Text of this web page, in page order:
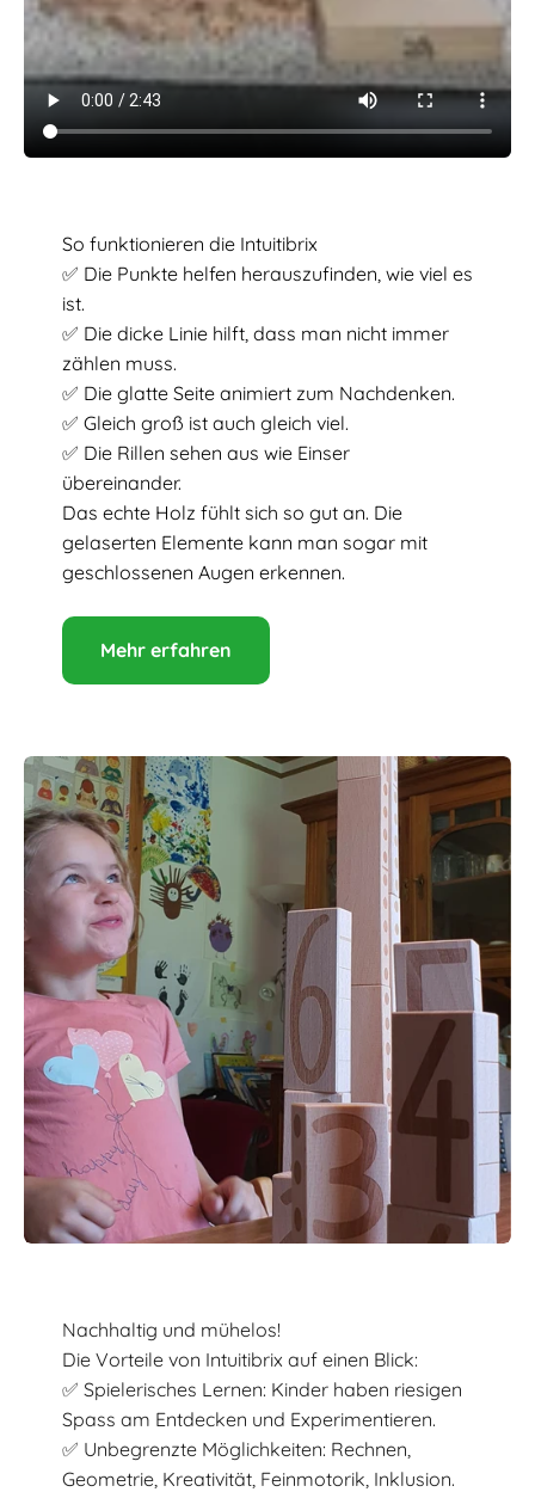
So funktionieren die Intuitibrix
✅ Die Punkte helfen herauszufinden, wie viel es
ist.
✅ Die dicke Linie hilft, dass man nicht immer
zählen muss.
✅ Die glatte Seite animiert zum Nachdenken.
✅ Gleich groß ist auch gleich viel.
✅ Die Rillen sehen aus wie Einser
übereinander.
Das echte Holz fühlt sich so gut an. Die
gelaserten Elemente kann man sogar mit
geschlossenen Augen erkennen.
Mehr erfahren
Nachhaltig und mühelos!
Die Vorteile von Intuitibrix auf einen Blick:
✅ Spielerisches Lernen: Kinder haben riesigen
Spass am Entdecken und Experimentieren.
✅ Unbegrenzte Möglichkeiten: Rechnen,
Geometrie, Kreativität, Feinmotorik, Inklusion.